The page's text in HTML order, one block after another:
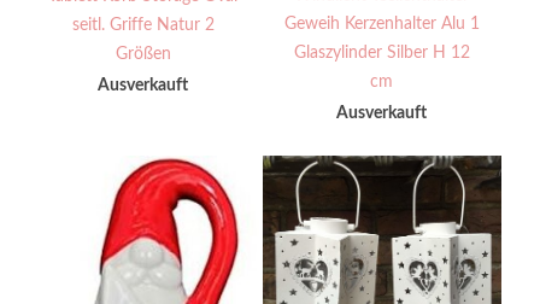
seitl. Griffe Natur 2
Größen
Ausverkauft
Geweih Kerzenhalter Alu 1
Glaszylinder Silber H 12
cm
Ausverkauft